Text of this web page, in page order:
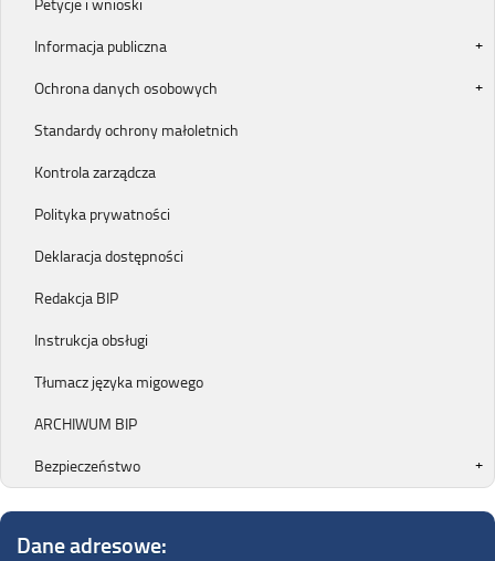
Informacja publiczna
Ochrona danych osobowych
Standardy ochrony małoletnich
Kontrola zarządcza
Polityka prywatności
Deklaracja dostępności
Redakcja BIP
Instrukcja obsługi
Tłumacz języka migowego
ARCHIWUM BIP
Bezpieczeństwo
Dane adresowe: